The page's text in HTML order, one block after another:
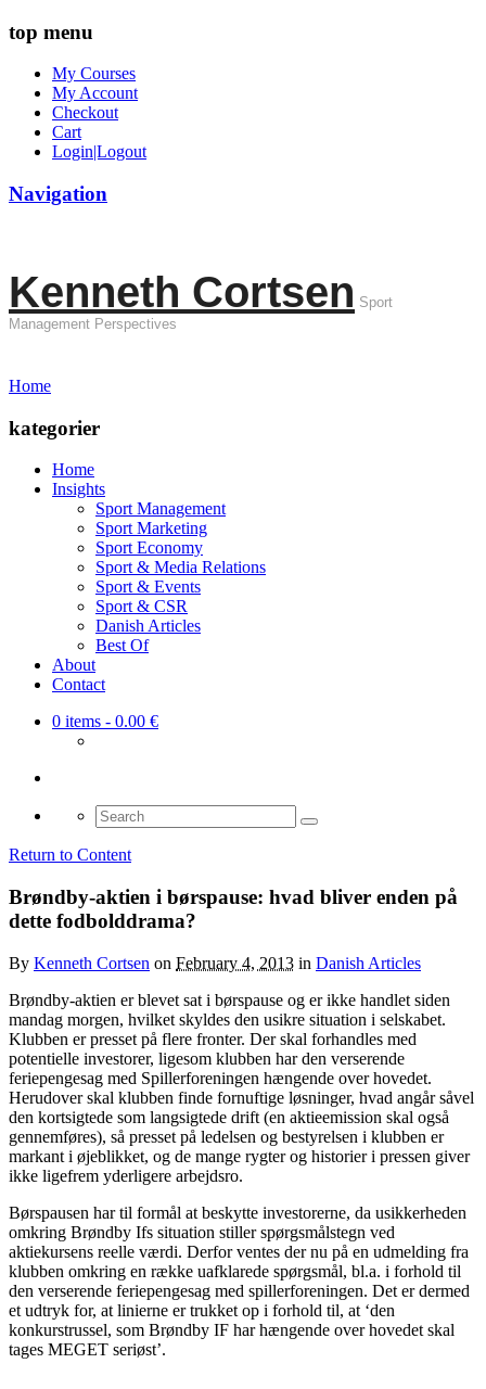
top menu
My Courses
My Account
Checkout
Cart
Login|Logout
Navigation
Kenneth Cortsen Sport
Management Perspectives
Home
kategorier
Home
Insights
Sport Management
Sport Marketing
Sport Economy
Sport & Media Relations
Sport & Events
Sport & CSR
Danish Articles
Best Of
About
Contact
0 items - 0.00 €
Search
for:
Return to Content
Brøndby-aktien i børspause: hvad bliver enden på
dette fodbolddrama?
By Kenneth Cortsen on February 4, 2013 in Danish Articles
Brøndby-aktien er blevet sat i børspause og er ikke handlet siden
mandag morgen, hvilket skyldes den usikre situation i selskabet.
Klubben er presset på flere fronter. Der skal forhandles med
potentielle investorer, ligesom klubben har den verserende
feriepengesag med Spillerforeningen hængende over hovedet.
Herudover skal klubben finde fornuftige løsninger, hvad angår såvel
den kortsigtede som langsigtede drift (en aktieemission skal også
gennemføres), så presset på ledelsen og bestyrelsen i klubben er
markant i øjeblikket, og de mange rygter og historier i pressen giver
ikke ligefrem yderligere arbejdsro.
Børspausen har til formål at beskytte investorerne, da usikkerheden
omkring Brøndby Ifs situation stiller spørgsmålstegn ved
aktiekursens reelle værdi. Derfor ventes der nu på en udmelding fra
klubben omkring en række uafklarede spørgsmål, bl.a. i forhold til
den verserende feriepengesag med spillerforeningen. Det er dermed
et udtryk for, at linierne er trukket op i forhold til, at ‘den
konkurstrussel, som Brøndby IF har hængende over hovedet skal
tages MEGET seriøst’.